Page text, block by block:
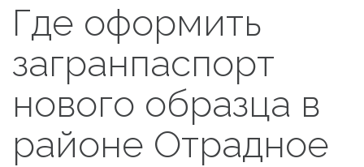
Где оформить
загранпаспорт
нового образца в
районе Отрадное